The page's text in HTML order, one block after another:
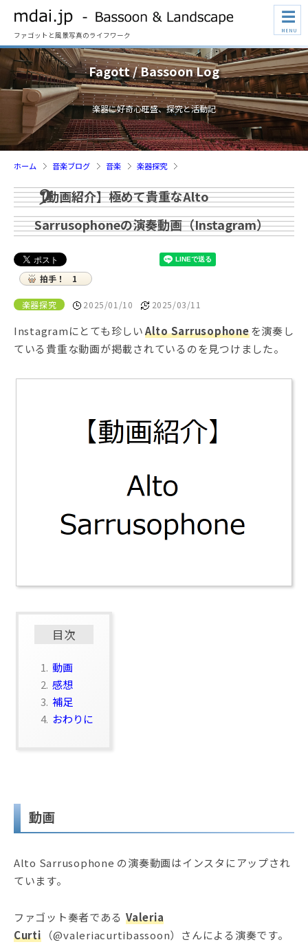
ファゴットと風景写真のライフワーク
☰
MENU
Fagott / Bassoon Log
楽器に好奇心旺盛、探究と活動記
ホーム 音楽ブログ 音楽 楽器探究
【動画紹介】極めて貴重なAlto
Sarrusophoneの演奏動画（Instagram）
拍手！ 1
楽器探究 2025/01/10 2025/03/11
Instagramにとても珍しいAlto Sarrusophoneを演奏し
ている貴重な動画が掲載されているのを見つけました。
目次
1. 動画
2. 感想
3. 補足
4. おわりに
動画
Alto Sarrusophone の演奏動画はインスタにアップされ
ています。
ファゴット奏者である Valeria
Curti （@valeriacurtibassoon）さんによる演奏です。